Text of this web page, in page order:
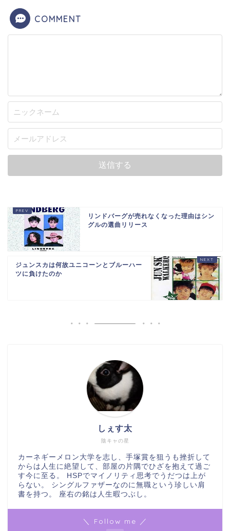
COMMENT
リンドバーグが売れなくなった理由はシン
グルの選曲リリース
ジュンスカは何故ユニコーンとブルーハー
ツに負けたのか
陰キャの星
しぇす太
カーネギーメロン大学を志し、手塚賞を狙うも挫折して
からは人生に絶望して、部屋の片隅でひざを抱えて過ご
す今に至る。 HSPでマイノリティ思考でうだつは上が
らない。 シングルファザーなのに無職という珍しい肩
書を持つ。 座右の銘は人生暇つぶし。
＼ Follow me ／